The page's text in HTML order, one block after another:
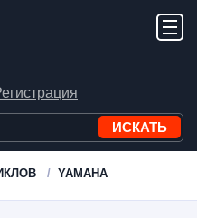
YAMAHA